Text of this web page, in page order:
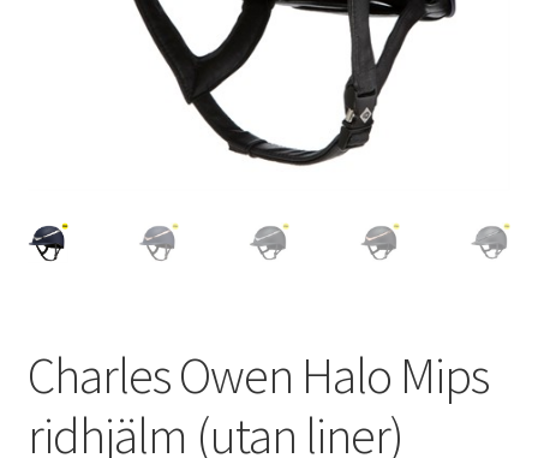
Charles Owen Halo Mips
ridhjälm (utan liner)